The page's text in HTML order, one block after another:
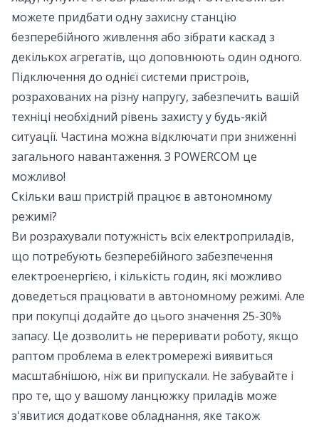
можете придбати одну захисну станцію
безперебійного живлення або зібрати каскад з
декількох агрегатів, що доповнюють один одного.
Підключення до однієї системи пристроїв,
розрахованих на різну напругу, забезпечить вашій
техніці необхідний рівень захисту у будь-якій
ситуації. Частина можна відключати при зниженні
загального навантаження. З POWERCOM це
можливо!
Скільки ваш пристрій працює в автономному
режимі?
Ви розрахували потужність всіх електроприладів,
що потребують безперебійного забезпечення
електроенергією, і кількість годин, які можливо
доведеться працювати в автономному режимі. Але
при покупці додайте до цього значення 25-30%
запасу. Це дозволить не переривати роботу, якщо
раптом проблема в електромережі виявиться
масштабнішою, ніж ви припускали. Не забувайте і
про те, що у вашому ланцюжку приладів може
з'явитися додаткове обладнання, яке також